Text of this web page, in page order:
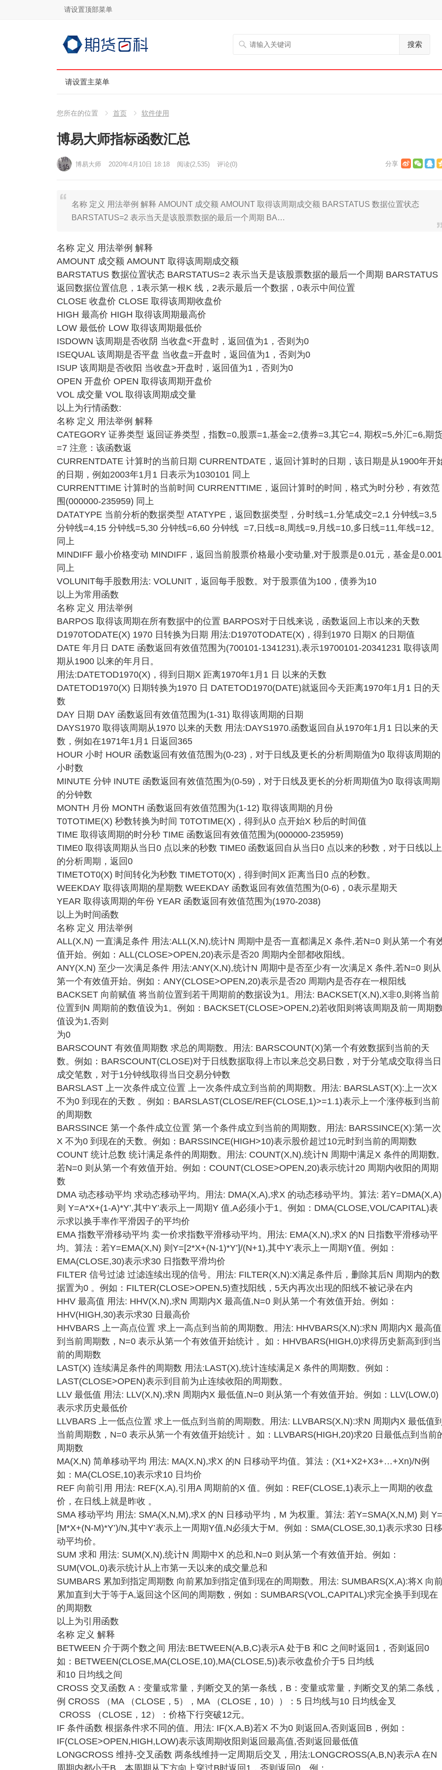
请设置顶部菜单
搜索
请设置主菜单
您所在的位置 首页 软件使用
博易大师指标函数汇总
博易大师 2020年4月10日 18:18 阅读(2,535) 评论(0)
名称 定义 用法举例 解释 AMOUNT 成交额 AMOUNT 取得该周期成交额 BARSTATUS 数据位置状态
BARSTATUS=2 表示当天是该股票数据的最后一个周期 BA…
名称 定义 用法举例 解释
AMOUNT 成交额 AMOUNT 取得该周期成交额
BARSTATUS 数据位置状态 BARSTATUS=2 表示当天是该股票数据的最后一个周期 BARSTATUS
返回数据位置信息，1表示第一根K 线，2表示最后一个数据，0表示中间位置
CLOSE 收盘价 CLOSE 取得该周期收盘价
HIGH 最高价 HIGH 取得该周期最高价
LOW 最低价 LOW 取得该周期最低价
ISDOWN 该周期是否收阴 当收盘<开盘时，返回值为1，否则为0
ISEQUAL 该周期是否平盘 当收盘=开盘时，返回值为1，否则为0
ISUP 该周期是否收阳 当收盘>开盘时，返回值为1，否则为0
OPEN 开盘价 OPEN 取得该周期开盘价
VOL 成交量 VOL 取得该周期成交量
以上为行情函数:
名称 定义 用法举例 解释
CATEGORY 证券类型 返回证券类型，指数=0,股票=1,基金=2,债券=3,其它=4, 期权=5,外汇=6,期
=7 注意：该函数返
CURRENTDATE 计算时的当前日期 CURRENTDATE，返回计算时的日期，该日期是从1900年开
的日期，例如2003年1月1 日表示为1030101 同上
CURRENTTIME 计算时的当前时间 CURRENTTIME，返回计算时的时间，格式为时分秒，有效范
围(000000-235959) 同上
DATATYPE 当前分析的数据类型 ATATYPE，返回数据类型，分时线=1,分笔成交=2,1 分钟线=3,5
分钟线=4,15 分钟线=5,30 分钟线=6,60 分钟线 =7,日线=8,周线=9,月线=10,多日线=11,年线=12。
同上
MINDIFF 最小价格变动 MINDIFF，返回当前股票价格最小变动量,对于股票是0.01元，基金是0.001
同上
VOLUNIT每手股数用法: VOLUNIT，返回每手股数。对于股票值为100，债券为10
以上为常用函数
名称 定义 用法举例
BARPOS 取得该周期在所有数据中的位置 BARPOS对于日线来说，函数返回上市以来的天数
D1970TODATE(X) 1970 日转换为日期 用法:D1970TODATE(X)，得到1970 日期X 的日期值
DATE 年月日 DATE 函数返回有效值范围为(700101-1341231),表示19700101-20341231 取得该周
期从1900 以来的年月日。
用法:DATETOD1970(X)，得到日期X 距离1970年1月1 日 以来的天数
DATETOD1970(X) 日期转换为1970 日 DATETOD1970(DATE)就返回今天距离1970年1月1 日的天
数
DAY 日期 DAY 函数返回有效值范围为(1-31) 取得该周期的日期
DAYS1970 取得该周期从1970 以来的天数 用法:DAYS1970.函数返回自从1970年1月1 日以来的天
数，例如在1971年1月1 日返回365
HOUR 小时 HOUR 函数返回有效值范围为(0-23)，对于日线及更长的分析周期值为0 取得该周期的
小时数
MINUTE 分钟 INUTE 函数返回有效值范围为(0-59)，对于日线及更长的分析周期值为0 取得该周期
的分钟数
MONTH 月份 MONTH 函数返回有效值范围为(1-12) 取得该周期的月份
T0TOTIME(X) 秒数转换为时间 T0TOTIME(X)，得到从0 点开始X 秒后的时间值
TIME 取得该周期的时分秒 TIME 函数返回有效值范围为(000000-235959)
TIME0 取得该周期从当日0 点以来的秒数 TIME0 函数返回自从当日0 点以来的秒数，对于日线以上
的分析周期，返回0
TIMETOT0(X) 时间转化为秒数 TIMETOT0(X)，得到时间X 距离当日0 点的秒数。
WEEKDAY 取得该周期的星期数 WEEKDAY 函数返回有效值范围为(0-6)，0表示星期天
YEAR 取得该周期的年份 YEAR 函数返回有效值范围为(1970-2038)
以上为时间函数
名称 定义 用法举例
ALL(X,N) 一直满足条件 用法:ALL(X,N),统计N 周期中是否一直都满足X 条件,若N=0 则从第一个有
值开始。例如：ALL(CLOSE>OPEN,20)表示是否20 周期内全部都收阳线。
ANY(X,N) 至少一次满足条件 用法:ANY(X,N),统计N 周期中是否至少有一次满足X 条件,若N=0 则从
第一个有效值开始。例如：ANY(CLOSE>OPEN,20)表示是否20 周期内是否存在一根阳线
BACKSET 向前赋值 将当前位置到若干周期前的数据设为1。用法: BACKSET(X,N),X非0,则将当前
位置到N 周期前的数值设为1。例如：BACKSET(CLOSE>OPEN,2)若收阳则将该周期及前一周期
值设为1,否则
为0
BARSCOUNT 有效值周期数 求总的周期数。用法: BARSCOUNT(X)第一个有效数据到当前的天
数。例如：BARSCOUNT(CLOSE)对于日线数据取得上市以来总交易日数，对于分笔成交取得当日
成交笔数，对于1分钟线取得当日交易分钟数
BARSLAST 上一次条件成立位置 上一次条件成立到当前的周期数。用法: BARSLAST(X):上一次X
不为0 到现在的天数 。例如：BARSLAST(CLOSE/REF(CLOSE,1)>=1.1)表示上一个涨停板到当前
的周期数
BARSSINCE 第一个条件成立位置 第一个条件成立到当前的周期数。用法: BARSSINCE(X):第一次
X 不为0 到现在的天数。例如：BARSSINCE(HIGH>10)表示股价超过10元时到当前的周期数
COUNT 统计总数 统计满足条件的周期数。用法: COUNT(X,N),统计N 周期中满足X 条件的周期数,
若N=0 则从第一个有效值开始。例如：COUNT(CLOSE>OPEN,20)表示统计20 周期内收阳的周期
数
DMA 动态移动平均 求动态移动平均。用法: DMA(X,A),求X 的动态移动平均。算法: 若Y=DMA(X,A)
则 Y=A*X+(1-A)*Y’,其中Y’表示上一周期Y 值,A必须小于1。例如：DMA(CLOSE,VOL/CAPITAL)表
示求以换手率作平滑因子的平均价
EMA 指数平滑移动平均 卖一价求指数平滑移动平均。用法: EMA(X,N),求X 的N 日指数平滑移动平
均。算法：若Y=EMA(X,N) 则Y=[2*X+(N-1)*Y’]/(N+1),其中Y’表示上一周期Y值。例如：
EMA(CLOSE,30)表示求30 日指数平滑均价
FILTER 信号过滤 过滤连续出现的信号。用法: FILTER(X,N):X满足条件后，删除其后N 周期内的数
据置为0 。例如：FILTER(CLOSE>OPEN,5)查找阳线，5天内再次出现的阳线不被记录在内
HHV 最高值 用法: HHV(X,N),求N 周期内X 最高值,N=0 则从第一个有效值开始。例如：
HHV(HIGH,30)表示求30 日最高价
HHVBARS 上一高点位置 求上一高点到当前的周期数。用法: HHVBARS(X,N):求N 周期内X 最高值
到当前周期数，N=0 表示从第一个有效值开始统计 。如：HHVBARS(HIGH,0)求得历史新高到到当
前的周期数
LAST(X) 连续满足条件的周期数 用法:LAST(X),统计连续满足X 条件的周期数。例如：
LAST(CLOSE>OPEN)表示到目前为止连续收阳的周期数。
LLV 最低值 用法: LLV(X,N),求N 周期内X 最低值,N=0 则从第一个有效值开始。例如：LLV(LOW,0)
表示求历史最低价
LLVBARS 上一低点位置 求上一低点到当前的周期数。用法: LLVBARS(X,N):求N 周期内X 最低值
当前周期数，N=0 表示从第一个有效值开始统计 。如：LLVBARS(HIGH,20)求20 日最低点到当前
周期数
MA(X,N) 简单移动平均 用法: MA(X,N),求X 的N 日移动平均值。算法：(X1+X2+X3+…+Xn)/N例
如：MA(CLOSE,10)表示求10 日均价
REF 向前引用 用法: REF(X,A),引用A 周期前的X 值。例如：REF(CLOSE,1)表示上一周期的收盘
价，在日线上就是昨收 。
SMA 移动平均 用法: SMA(X,N,M),求X 的N 日移动平均，M 为权重。算法: 若Y=SMA(X,N,M) 则 Y=
[M*X+(N-M)*Y’)/N,其中Y’表示上一周期Y值,N必须大于M。例如：SMA(CLOSE,30,1)表示求30 日移
动平均价。
SUM 求和 用法: SUM(X,N),统计N 周期中X 的总和,N=0 则从第一个有效值开始。例如：
SUM(VOL,0)表示统计从上市第一天以来的成交量总和
SUMBARS 累加到指定周期数 向前累加到指定值到现在的周期数。用法: SUMBARS(X,A):将X 向
累加直到大于等于A,返回这个区间的周期数，例如：SUMBARS(VOL,CAPITAL)求完全换手到现在
的周期数
以上为引用函数
名称 定义 解释
BETWEEN 介于两个数之间 用法:BETWEEN(A,B,C)表示A 处于B 和C 之间时返回1，否则返回0
如：BETWEEN(CLOSE,MA(CLOSE,10),MA(CLOSE,5))表示收盘价介于5 日均线
和10 日均线之间
CROSS 交叉函数 A：变量或常量，判断交叉的第一条线，B：变量或常量，判断交叉的第二条线，
例 CROSS （MA （CLOSE，5），MA （CLOSE，10））：5 日均线与10 日均线金叉
CROSS （CLOSE，12）：价格下行突破12元。
IF 条件函数 根据条件求不同的值。用法: IF(X,A,B)若X 不为0 则返回A,否则返回B，例如：
IF(CLOSE>OPEN,HIGH,LOW)表示该周期收阳则返回最高值,否则返回最低值
LONGCROSS 维持-交叉函数 两条线维持一定周期后交叉，用法:LONGCROSS(A,B,N)表示A 在N
周期内都小于B，本周期从下方向上穿过B时返回1，否则返回0。例：